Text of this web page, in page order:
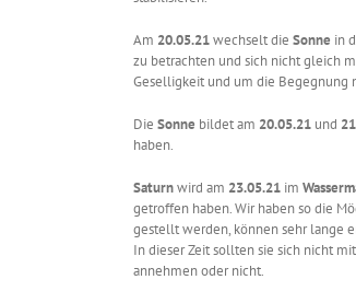
Am 20.05.21wechselt die Sonne in
zu betrachten und sich nicht gleich
Geselligkeit und um die Begegnung
Die Sonne bildet am 20.05.21 und
haben.
Saturnwird am 23.05.21 im
getroffen haben. Wir haben so die
gestellt werden, können sehr lange
In dieser Zeit sollten sie sich nicht
annehmen oder nicht.